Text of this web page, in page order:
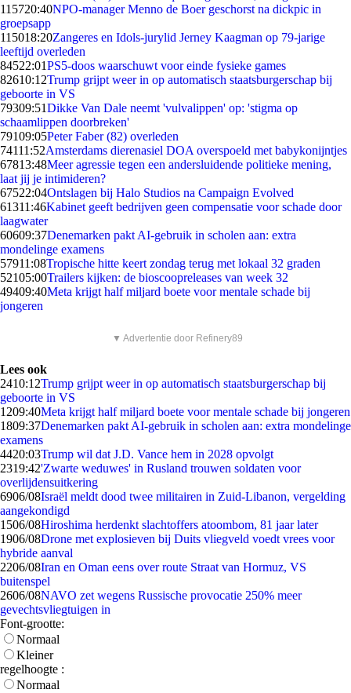
115720:40NPO-manager Menno de Boer geschorst na dickpic in
groepsapp
115018:20Zangeres en Idols-jurylid Jerney Kaagman op 79-jarige
leeftijd overleden
84522:01PS5-doos waarschuwt voor einde fysieke games
82610:12Trump grijpt weer in op automatisch staatsburgerschap bij
geboorte in VS
79309:51Dikke Van Dale neemt 'vulvalippen' op: 'stigma op
schaamlippen doorbreken'
79109:05Peter Faber (82) overleden
74111:52Amsterdams dierenasiel DOA overspoeld met babykonijntjes
67813:48Meer agressie tegen een andersluidende politieke mening,
laat jij je intimideren?
67522:04Ontslagen bij Halo Studios na Campaign Evolved
61311:46Kabinet geeft bedrijven geen compensatie voor schade door
laagwater
60609:37Denemarken pakt AI-gebruik in scholen aan: extra
mondelinge examens
57911:08Tropische hitte keert zondag terug met lokaal 32 graden
52105:00Trailers kijken: de bioscoopreleases van week 32
49409:40Meta krijgt half miljard boete voor mentale schade bij
jongeren
▼ Advertentie door Refinery89
Lees ook
2410:12Trump grijpt weer in op automatisch staatsburgerschap bij
geboorte in VS
1209:40Meta krijgt half miljard boete voor mentale schade bij jongeren
1809:37Denemarken pakt AI-gebruik in scholen aan: extra mondelinge
examens
4420:03Trump wil dat J.D. Vance hem in 2028 opvolgt
2319:42'Zwarte weduwes' in Rusland trouwen soldaten voor
overlijdensuitkering
6906/08Israël meldt dood twee militairen in Zuid-Libanon, vergelding
aangekondigd
1506/08Hiroshima herdenkt slachtoffers atoombom, 81 jaar later
1906/08Drone met explosieven bij Duits vliegveld voedt vrees voor
hybride aanval
2206/08Iran en Oman eens over route Straat van Hormuz, VS
buitenspel
2606/08NAVO zet wegens Russische provocatie 250% meer
gevechtsvliegtuigen in
Font-grootte:
Normaal
Kleiner
regelhoogte :
Normaal